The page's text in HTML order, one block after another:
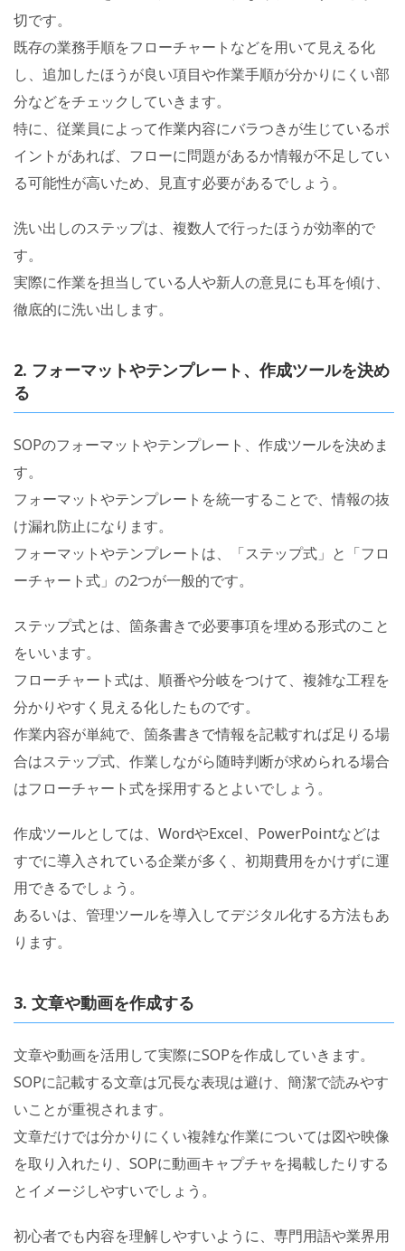
切です。
既存の業務手順をフローチャートなどを用いて見える化
し、追加したほうが良い項目や作業手順が分かりにくい部
分などをチェックしていきます。
特に、従業員によって作業内容にバラつきが生じているポ
イントがあれば、フローに問題があるか情報が不足してい
る可能性が高いため、見直す必要があるでしょう。
洗い出しのステップは、複数人で行ったほうが効率的で
す。
実際に作業を担当している人や新人の意見にも耳を傾け、
徹底的に洗い出します。
2. フォーマットやテンプレート、作成ツールを決め
る
SOPのフォーマットやテンプレート、作成ツールを決めま
す。
フォーマットやテンプレートを統一することで、情報の抜
け漏れ防止になります。
フォーマットやテンプレートは、「ステップ式」と「フロ
ーチャート式」の2つが一般的です。
ステップ式とは、箇条書きで必要事項を埋める形式のこと
をいいます。
フローチャート式は、順番や分岐をつけて、複雑な工程を
分かりやすく見える化したものです。
作業内容が単純で、箇条書きで情報を記載すれば足りる場
合はステップ式、作業しながら随時判断が求められる場合
はフローチャート式を採用するとよいでしょう。
作成ツールとしては、WordやExcel、PowerPointなどは
すでに導入されている企業が多く、初期費用をかけずに運
用できるでしょう。
あるいは、管理ツールを導入してデジタル化する方法もあ
ります。
3. 文章や動画を作成する
文章や動画を活用して実際にSOPを作成していきます。
SOPに記載する文章は冗長な表現は避け、簡潔で読みやす
いことが重視されます。
文章だけでは分かりにくい複雑な作業については図や映像
を取り入れたり、SOPに動画キャプチャを掲載したりする
とイメージしやすいでしょう。
初心者でも内容を理解しやすいように、専門用語や業界用